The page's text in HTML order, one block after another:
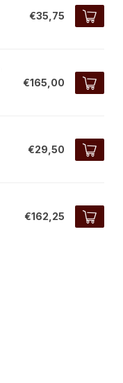
€35,75
€165,00
€29,50
€162,25